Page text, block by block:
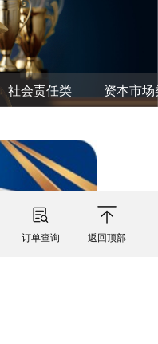
社会责任类 资本市场
订单查询 返回顶部